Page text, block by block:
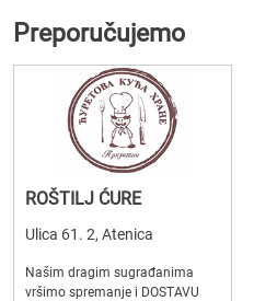
Preporučujemo
ROŠTILJ ĆURE
Ulica 61. 2, Atenica
Našim dragim sugrađanima
vršimo spremanje i DOSTAVU